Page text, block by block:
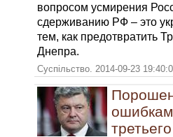
вопросом усмирения
сдерживанию РФ – это
тем, как предотвратить
Днепра.
Суспільство. 2014-09-23